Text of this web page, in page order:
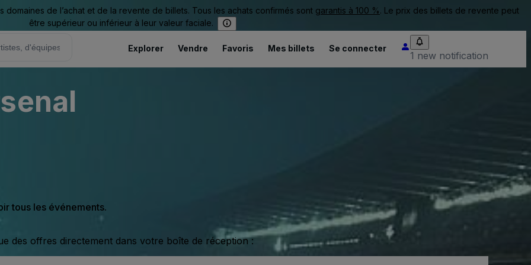
de l’achat et de la revente de billets. Tous les achats confirmés sont garantis à 100 %. Le prix des billets de revente peut
être supérieur ou inférieur à leur valeur faciale.
Explorer Vendre Favoris Mes billets Se connecter
1 new notification
tous les événements.
des offres directement dans votre boîte de réception :